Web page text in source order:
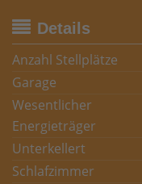
Details
Anzahl Stellplätze
Garage
Wesentlicher
Energieträger
Unterkellert
Schlafzimmer